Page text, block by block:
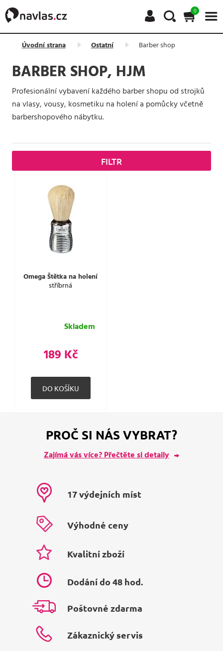
0
Úvodní strana Ostatní Barber shop
BARBER SHOP, HJM
Profesionální vybavení každého barber shopu od strojků
na vlasy, vousy, kosmetiku na holení a pomůcky včetně
barbershopového nábytku.
FILTR
Omega Štětka na holení
stříbrná
Skladem
189 Kč
PROČ SI NÁS VYBRAT?
Zajímá vás více? Přečtěte si detaily
17 výdejních míst
Výhodné ceny
Kvalitní zboží
Dodání do 48 hod.
Poštovné zdarma
Zákaznický servis